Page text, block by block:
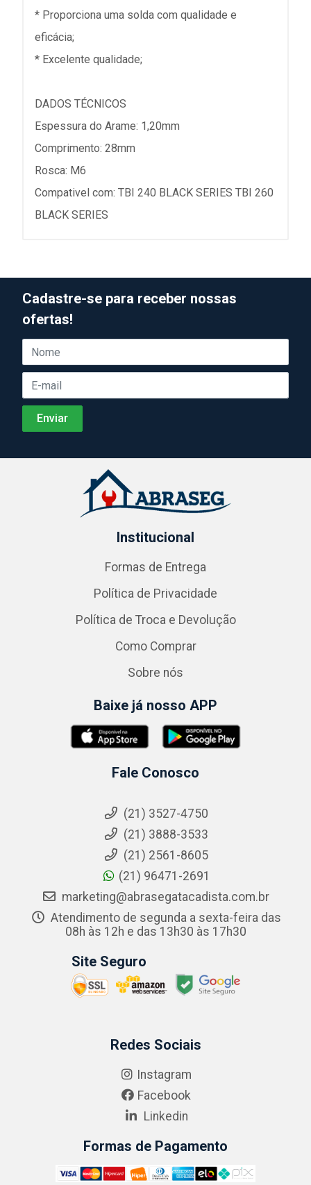
* Proporciona uma solda com qualidade e
eficácia;
* Excelente qualidade;
DADOS TÉCNICOS
Espessura do Arame: 1,20mm
Comprimento: 28mm
Rosca: M6
Compativel com: TBI 240 BLACK SERIES TBI 260
BLACK SERIES
Cadastre-se para receber nossas
ofertas!
Institucional
Formas de Entrega
Política de Privacidade
Política de Troca e Devolução
Como Comprar
Sobre nós
Baixe já nosso APP
Fale Conosco
(21) 3527-4750
(21) 3888-3533
(21) 2561-8605
(21) 96471-2691
marketing@abrasegatacadista.com.br
Atendimento de segunda a sexta-feira das
08h às 12h e das 13h30 às 17h30
Site Seguro
Redes Sociais
Instagram
Facebook
Linkedin
Formas de Pagamento